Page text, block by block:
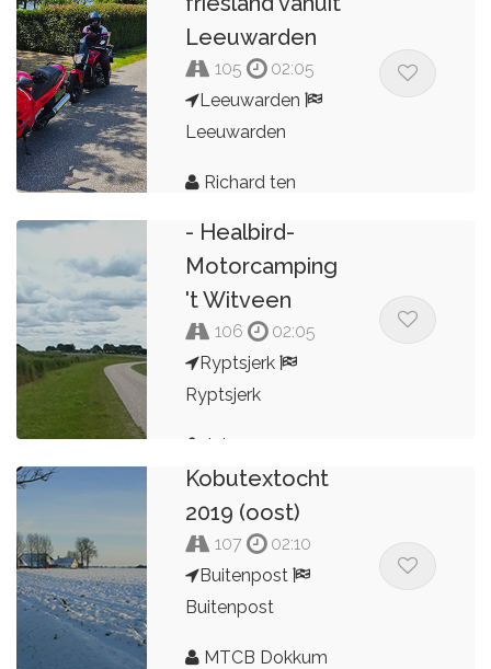
Leeuwarden
105
02:05
Leeuwarden
Leeuwarden
Richard ten
Motorherberg
- Healbird-
Motorcamping
't Witveen
106
02:05
Ryptsjerk
Ryptsjerk
Johannes
Kobutextocht
2019 (oost)
107
02:10
Buitenpost
Buitenpost
MTCB Dokkum